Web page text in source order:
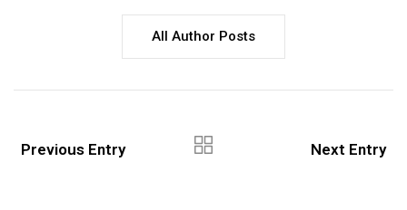
All Author Posts
Previous Entry Next Entry